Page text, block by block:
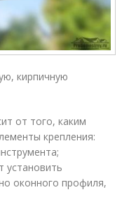
кирпичную
от того, каким
крепления:
установить
оконного профиля,